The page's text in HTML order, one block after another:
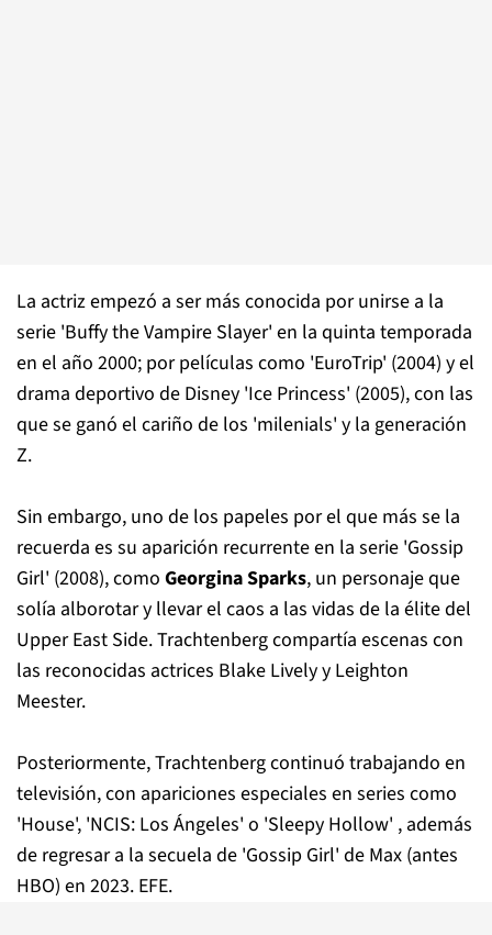
La actriz empezó a ser más conocida por unirse a la
serie 'Buffy the Vampire Slayer' en la quinta temporada
en el año 2000; por películas como 'EuroTrip' (2004) y el
drama deportivo de Disney 'Ice Princess' (2005), con las
que se ganó el cariño de los 'milenials' y la generación
Z.
Sin embargo, uno de los papeles por el que más se la
recuerda es su aparición recurrente en la serie 'Gossip
Girl' (2008), como Georgina Sparks, un personaje que
solía alborotar y llevar el caos a las vidas de la élite del
Upper East Side. Trachtenberg compartía escenas con
las reconocidas actrices Blake Lively y Leighton
Meester.
Posteriormente, Trachtenberg continuó trabajando en
televisión, con apariciones especiales en series como
'House', 'NCIS: Los Ángeles' o 'Sleepy Hollow' , además
de regresar a la secuela de 'Gossip Girl' de Max (antes
HBO) en 2023. EFE.